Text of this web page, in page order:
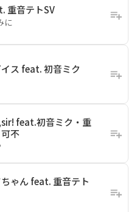
重音テトSV
に
ス feat. 初音ミク
feat.初音ミク・重
不
ゃん feat. 重音テト